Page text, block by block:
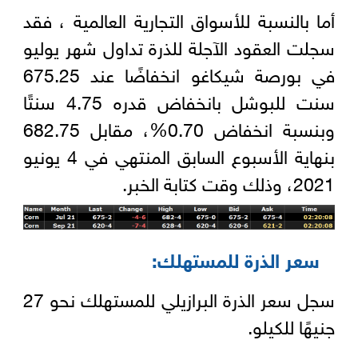
أما بالنسبة للأسواق التجارية العالمية ، فقد
سجلت العقود الآجلة للذرة تداول شهر يوليو
في بورصة شيكاغو انخفاضًا عند 675.25
سنت للبوشل بانخفاض قدره 4.75 سنتًا
وبنسبة انخفاض 0.70%، مقابل 682.75
بنهاية الأسبوع السابق المنتهي في 4 يونيو
2021، وذلك وقت كتابة الخبر.
سعر الذرة للمستهلك:
سجل سعر الذرة البرازيلي للمستهلك نحو 27
جنيهًا للكيلو.